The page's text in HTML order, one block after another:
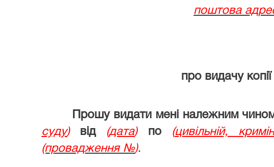
поштова
про видачу
Прошу видати мені належним
суду) від (дата) по (цивільній,
(провадження №).